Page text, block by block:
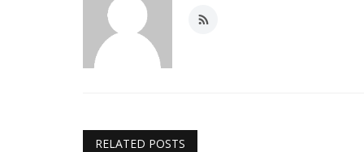
RELATED POSTS